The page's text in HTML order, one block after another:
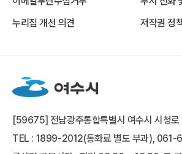
누리집 개선 의견
저작권 정
[59675] 전남광주통합특별시 여수시 시청로
TEL : 1899-2012(통화료 별도 부과), 061-